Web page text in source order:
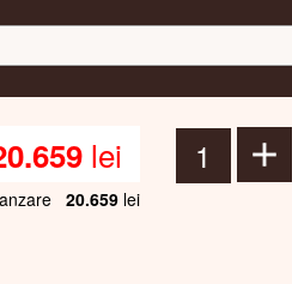
lei
20.659lei